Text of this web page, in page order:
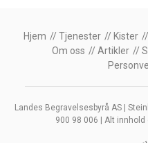
Hjem Tjenester Kister
Om oss
Artikler
Landes Begravelsesbyrå AS |
900 98 006 | Alt